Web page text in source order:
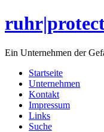
Ein Unternehmen der
Startseite
Unternehmen
Kontakt
Impressum
Links
Suche